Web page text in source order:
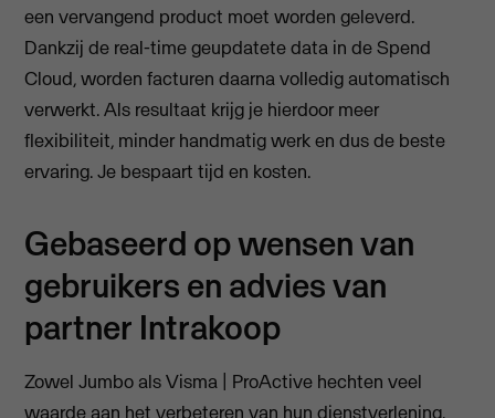
een vervangend product moet worden geleverd.
Dankzij de real-time geupdatete data in de Spend
Cloud, worden facturen daarna volledig automatisch
verwerkt. Als resultaat krijg je hierdoor meer
flexibiliteit, minder handmatig werk en dus de beste
ervaring. Je bespaart tijd en kosten.
Gebaseerd op wensen van
gebruikers en advies van
partner Intrakoop
Zowel Jumbo als Visma | ProActive hechten veel
waarde aan het verbeteren van hun dienstverlening.